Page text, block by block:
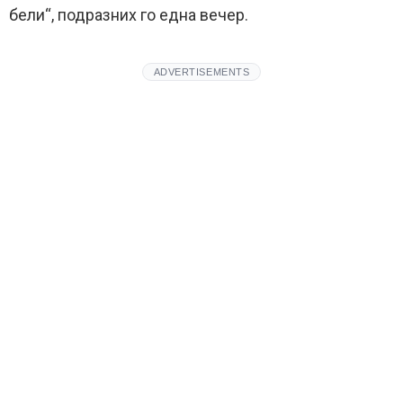
бели“, подразних го една вечер.
ADVERTISEMENTS